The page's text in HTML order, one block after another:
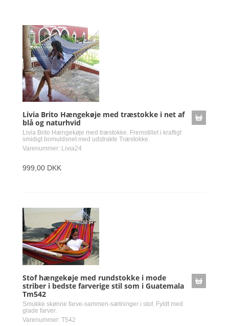
Livia Brito Hængekøje med træstokke i net af
blå og naturhvid
Livia Brito Hængekøje med træstokke. Fremstillet i kraftigt
smidigt bomuldsnet med udstrakte Træstokke.
Varenummer: Livia24
999,00 DKK
Stof hængekøje med rundstokke i mode
striber i bedste farverige stil som i Guatemala
Tm542
Smukke skønne farve-sammen-sætninger i stof. Fyldt med
glade farver.
Varenummer: T542